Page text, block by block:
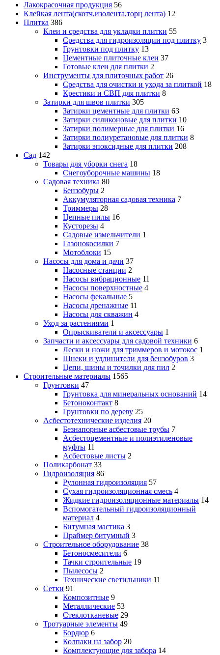
Лакокрасочная продукция 56
Клейкая лента(скотч,изолента,торц лента) 12
Плитка 386
Клеи и средства для укладки плитки 55
Средства для гидроизоляции под плитку 3
Грунтовки под плитку 13
Цементные плиточные клеи 37
Готовые клеи для плитки 2
Инструменты для плиточных работ 26
Средства для очистки и ухода за плиткой 18
Крестики и СВП для плитки 8
Затирки для швов плитки 305
Затирки цементные для плитки 63
Затирки силиконовые для плитки 10
Затирки полимерные для плитки 16
Затирки полиуретановые для плитки 8
Затирки эпоксидные для плитки 208
Сад 142
Товары для уборки снега 18
Снегоуборочные машины 18
Садовая техника 80
Бензобуры 2
Аккумуляторная садовая техника 7
Триммеры 28
Цепные пилы 16
Кусторезы 4
Садовые измельчители 1
Газонокосилки 7
Мотоблоки 15
Насосы для дома и дачи 37
Насосные станции 2
Насосы вибрационные 11
Насосы поверхностные 4
Насосы фекальные 5
Насосы дренажные 11
Насосы для скважин 4
Уход за растениями 1
Опрыскиватели и аксессуары 1
Запчасти и аксессуары для садовой техники 6
Лески и ножи для триммеров и мотокос 1
Шнеки и удлинители для бензобуров 3
Цепи, шины и точилки для пил 2
Строительные материалы 1565
Грунтовки 47
Грунтовка для минеральных оснований 14
Бетоноконтакт 8
Грунтовки по дереву 25
Асбестотехнические изделия 20
Безнапорные асбестовые трубы 7
Асбестоцементные и полиэтиленовые
муфты 11
Асбестовые листы 2
Поликарбонат 33
Гидроизоляция 86
Рулонная гидроизоляция 57
Сухая гидроизоляционная смесь 4
Жидкие гидроизоляционные материалы 14
Вспомогательный гидроизоляционный
материал 4
Битумная мастика 3
Праймер битумный 3
Строительное оборудование 38
Бетоносмесители 6
Тачки строительные 19
Пылесосы 2
Технические светильники 11
Сетки 91
Композитные 9
Металлические 53
Стеклотканевые 29
Тротуарные элементы 49
Бордюр 6
Колпаки на забор 20
Комплектующие для забора 14